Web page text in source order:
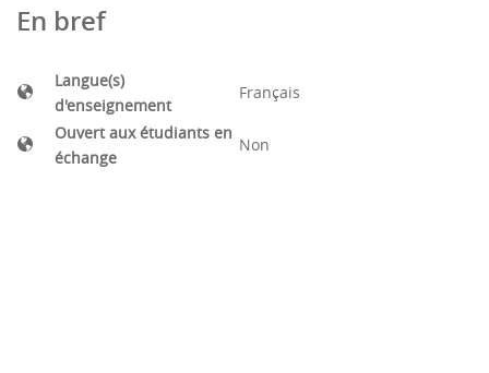
En bref
Langue(s)
d'enseignement
Français
Ouvert aux étudiants en
échange
Non